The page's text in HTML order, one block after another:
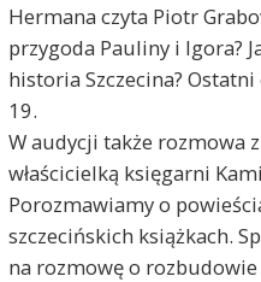
Hermana czyta Piotr
przygoda Pauliny i Igora?
historia Szczecina?
19.
W audycji także rozmowa
właścicielką księgarni
Porozmawiamy o
szczecińskich książkach.
na rozmowę o